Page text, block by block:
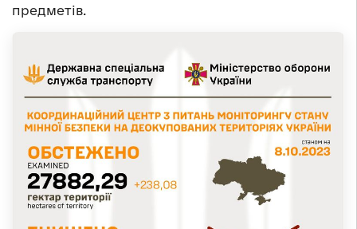
предметів.